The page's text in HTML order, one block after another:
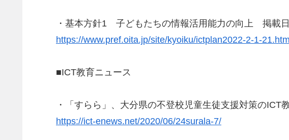
・基本方針1 子どもたちの情報活用能力の向上 掲載
https://www.pref.oita.jp/site/kyoiku/ictplan2022-2-1-21.htm
■ICT教育ニュース
・「すらら」、大分県の不登校児童生徒支援対策の
https://ict-enews.net/2020/06/24surala-7/